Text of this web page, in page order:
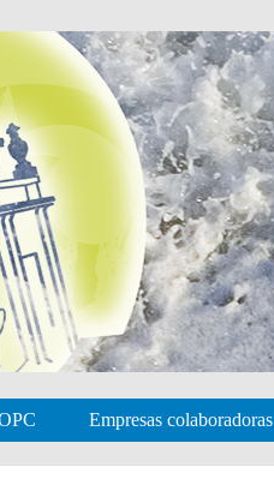
Empresas colaboradoras